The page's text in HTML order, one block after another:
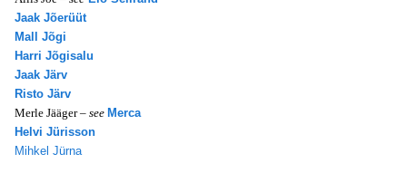
Jaak Jõerüüt
Mall Jõgi
Harri Jõgisalu
Jaak Järv
Risto Järv
Merle Jääger – see Merca
Helvi Jürisson
Mihkel Jürna